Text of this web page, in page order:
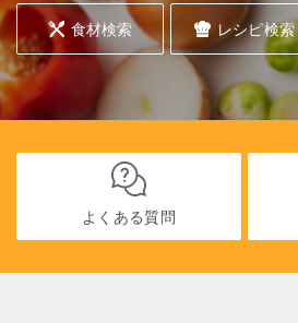
食材検索 レシピ検索
よくある質問